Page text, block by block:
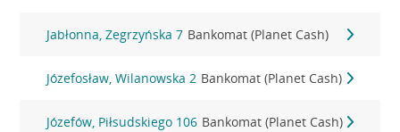
Jabłonna, Zegrzyńska 7 Bankomat (Planet Cash)
Józefosław, Wilanowska 2 Bankomat (Planet Cash)
Józefów, Piłsudskiego 106 Bankomat (Planet Cash)